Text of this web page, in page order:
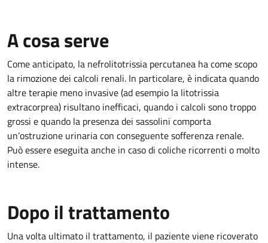
A cosa serve
Come anticipato, la nefrolitotrissia percutanea ha come scopo
la rimozione dei calcoli renali. In particolare, è indicata quando
altre terapie meno invasive (ad esempio la litotrissia
extracorprea) risultano inefficaci, quando i calcoli sono troppo
grossi e quando la presenza dei sassolini comporta
un’ostruzione urinaria con conseguente sofferenza renale.
Può essere eseguita anche in caso di coliche ricorrenti o molto
intense.
Dopo il trattamento
Una volta ultimato il trattamento, il paziente viene ricoverato